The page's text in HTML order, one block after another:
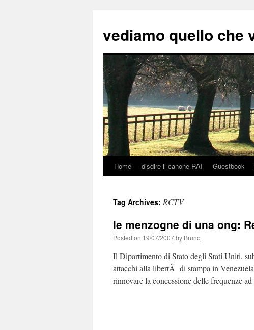
vediamo quello che
Skip
content
Home disdire il canone RAI Guestbook
Tag Archives: RCTV
le menzogne di una ong:
Posted on 19/07/2007by Bruno
Il Dipartimento di Stato degli Stati Uniti,
attacchi alla libertÃ di stampa in
rinnovare la concessione delle frequenze